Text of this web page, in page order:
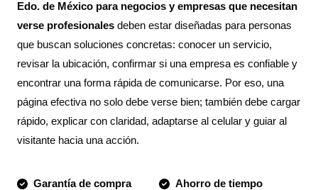
Edo. de México para negocios y empresas que necesitan
verse profesionales deben estar diseñadas para personas
que buscan soluciones concretas: conocer un servicio,
revisar la ubicación, confirmar si una empresa es confiable y
encontrar una forma rápida de comunicarse. Por eso, una
página efectiva no solo debe verse bien; también debe cargar
rápido, explicar con claridad, adaptarse al celular y guiar al
visitante hacia una acción.
Garantía de compra Ahorro de tiempo